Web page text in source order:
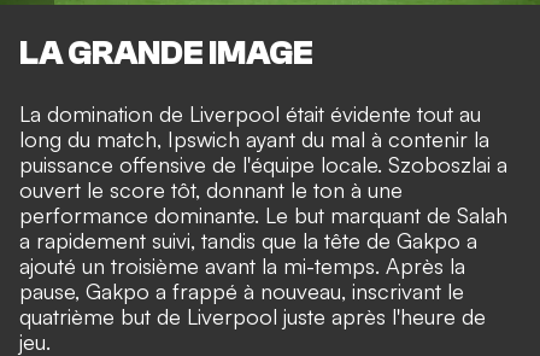
LA GRANDE IMAGE
La domination de Liverpool était évidente tout au
long du match, Ipswich ayant du mal à contenir la
puissance offensive de l'équipe locale. Szoboszlai a
ouvert le score tôt, donnant le ton à une
performance dominante. Le but marquant de Salah
a rapidement suivi, tandis que la tête de Gakpo a
ajouté un troisième avant la mi-temps. Après la
pause, Gakpo a frappé à nouveau, inscrivant le
quatrième but de Liverpool juste après l'heure de
jeu.